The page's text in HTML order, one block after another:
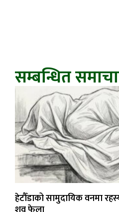
सम्बन्धित
हेटौँडाको सामुदायिक वनमा